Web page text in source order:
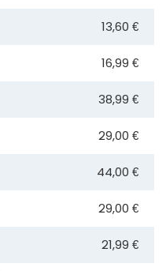
13,60 €
16,99 €
38,99 €
29,00 €
44,00 €
29,00 €
21,99 €